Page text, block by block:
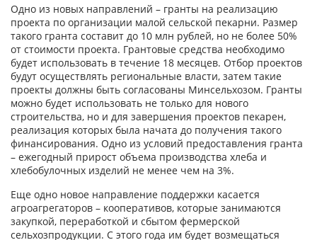
Одно из новых направлений – гранты на реализацию
проекта по организации малой сельской пекарни. Размер
такого гранта составит до 10 млн рублей, но не более 50%
от стоимости проекта. Грантовые средства необходимо
будет использовать в течение 18 месяцев. Отбор проектов
будут осуществлять региональные власти, затем такие
проекты должны быть согласованы Минсельхозом. Гранты
можно будет использовать не только для нового
строительства, но и для завершения проектов пекарен,
реализация которых была начата до получения такого
финансирования. Одно из условий предоставления гранта
– ежегодный прирост объема производства хлеба и
хлебобулочных изделий не менее чем на 3%.
Еще одно новое направление поддержки касается
агроагрегаторов – кооперативов, которые занимаются
закупкой, переработкой и сбытом фермерской
сельхозпродукции. С этого года им будет возмещаться